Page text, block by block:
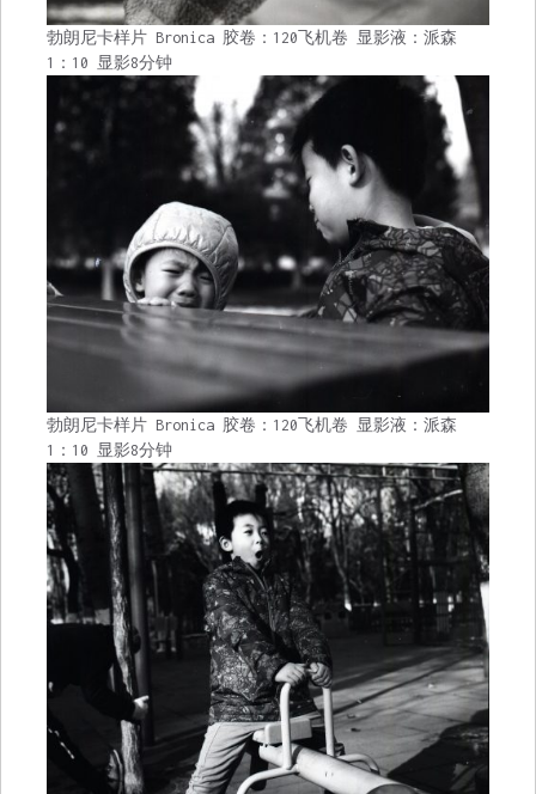
勃朗尼卡样片 Bronica 胶卷：120飞机卷 显影液：派森
1：10 显影8分钟
勃朗尼卡样片 Bronica 胶卷：120飞机卷 显影液：派森
1：10 显影8分钟